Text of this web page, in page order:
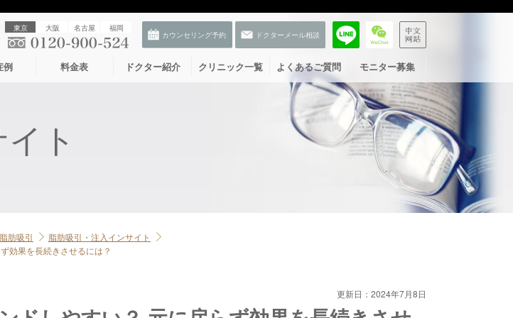
東京 大阪 名古屋 福岡
例 料金表 ドクター紹介 クリニック一覧 よくあるご質問 モニター募集
ト
脂肪吸引
脂肪吸引・注入インサイト
効果を長続きさせるには？
更新日：2024年7月8日